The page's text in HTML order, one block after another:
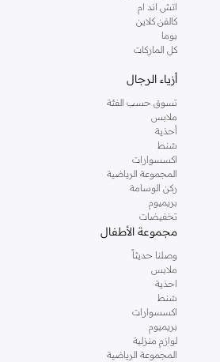
كاملة في متجر دوروثي بيركنز اون لاين او
دوروثي بيركنز اون لاين. خدمة التوصيل السريعة
تسوق ممتعة دائما مع نمشي.
اتش اند ام
كالفن كلاين
بوما
كل الماركات
أزياء الرجال
تسوق حسب الفئة
ملابس
أحذية
شنط
اكسسوارات
المجموعة الرياضية
ركن الوسامة
بريميوم
تخفيضات
مجموعة الأطفال
وصلنا حديثاً
ملابس
احذية
شنط
اكسسوارات
بريميوم
لوازم منزلية
المجموعة الرياضية